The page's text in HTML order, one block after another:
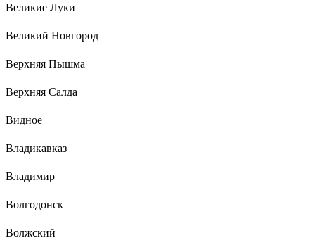
Великие Луки
Великий Новгород
Верхняя Пышма
Верхняя Салда
Видное
Владикавказ
Владимир
Волгодонск
Волжский